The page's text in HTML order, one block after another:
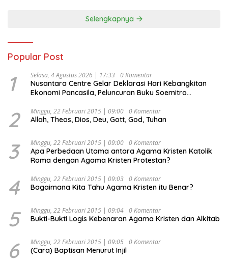
Selengkapnya
Popular Post
1 Selasa, 4 Agustus 2026 | 17:33 0 Komentar
Nusantara Centre Gelar Deklarasi Hari Kebangkitan
Ekonomi Pancasila, Peluncuran Buku Soemitro
Ekonomi Politik Indonesia) & Simposium Nasional
“Urgensi Undang-Undang Perekonomian Nasional dan
Indonesia Emas 2045”,
2 Minggu, 22 Februari 2015 | 09:00 0 Komentar
Allah, Theos, Dios, Deu, Gott, God, Tuhan
3 Minggu, 22 Februari 2015 | 09:00 0 Komentar
Apa Perbedaan Utama antara Agama Kristen Katolik
Roma dengan Agama Kristen Protestan?
4 Minggu, 22 Februari 2015 | 09:03 0 Komentar
Bagaimana Kita Tahu Agama Kristen itu Benar?
5 Minggu, 22 Februari 2015 | 09:04 0 Komentar
Bukti-Bukti Logis Kebenaran Agama Kristen dan Alkitab
6 Minggu, 22 Februari 2015 | 09:05 0 Komentar
(Cara) Baptisan Menurut Injil